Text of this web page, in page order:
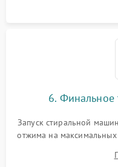
6. Финальное
Запуск стиральной
отжима на
корректности
посторонних